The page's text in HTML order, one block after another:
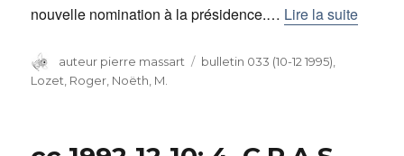
nouvelle nomination à la présidence.… Lire la suite
Auteur
auteur pierre massart Catégories
bulletin 033 (10-12 1995)
Lozet, Roger Noëth, M.